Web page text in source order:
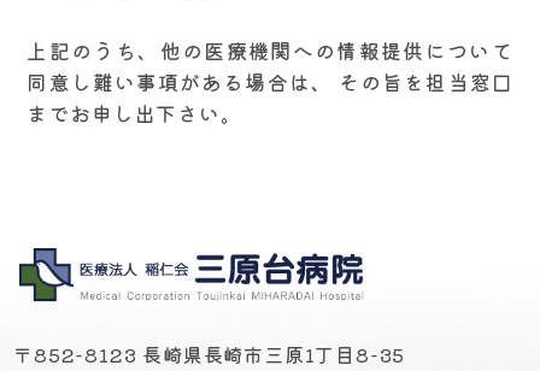
上記のうち、他の医療機関への情報提供について
同意し難い事項がある場合は、 その旨を担当窓口
までお申し出下さい。
〒852-8123 長崎県長崎市三原1丁目8-35